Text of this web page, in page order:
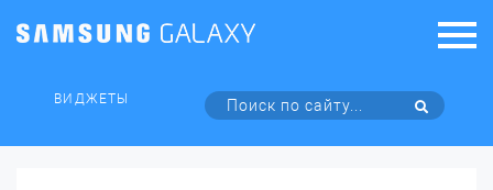
ВИДЖЕТЫ